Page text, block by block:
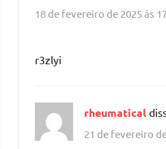
18 de fevereiro de 2025 às
r3zlyi
rheumatical
21 de fevereiro